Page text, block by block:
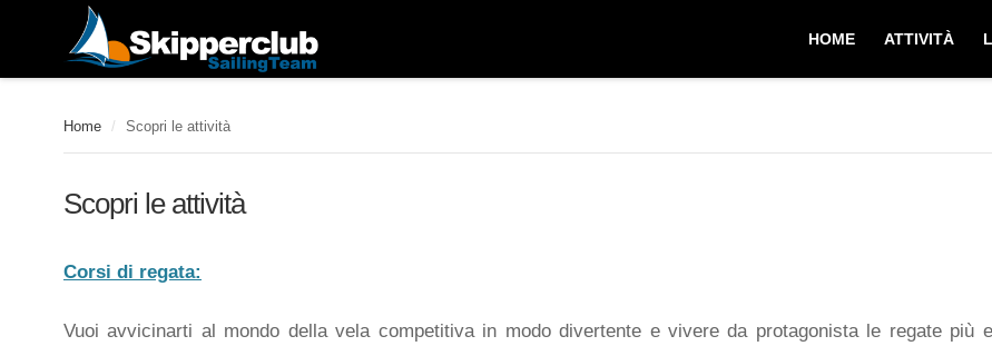
Home / Scopri le attività
Scopri le attività
Corsi di regata:
Vuoi avvicinarti al mondo della vela competitiva in modo divertente e vivere da protagonista le regate più
HOME ATTIVITÀ